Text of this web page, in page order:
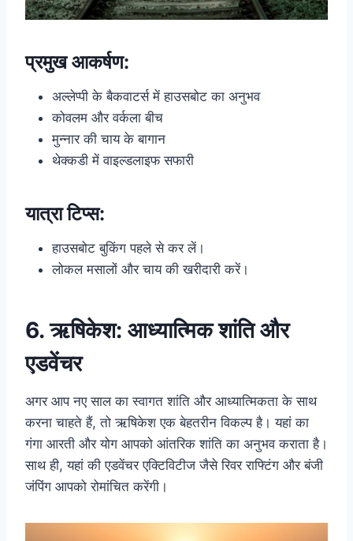
प्रमुख आकर्षण:
अल्लेप्पी के बैकवाटर्स में हाउसबोट का अनुभव
कोवलम और वर्कला बीच
मुन्नार की चाय के बागान
थेक्कडी में वाइल्डलाइफ सफारी
यात्रा टिप्स:
हाउसबोट बुकिंग पहले से कर लें।
लोकल मसालों और चाय की खरीदारी करें।
6. ऋषिकेश: आध्यात्मिक शांति और
एडवेंचर
अगर आप नए साल का स्वागत शांति और आध्यात्मिकता के साथ
करना चाहते हैं, तो ऋषिकेश एक बेहतरीन विकल्प है। यहां का
गंगा आरती और योग आपको आंतरिक शांति का अनुभव कराता है।
साथ ही, यहां की एडवेंचर एक्टिविटीज जैसे रिवर राफ्टिंग और बंजी
जंपिंग आपको रोमांचित करेंगी।